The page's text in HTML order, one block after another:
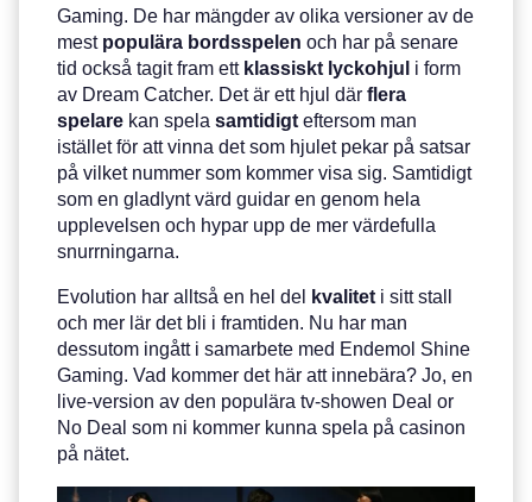
Gaming. De har mängder av olika versioner av de
mest populära bordsspelen och har på senare
tid också tagit fram ett klassiskt lyckohjul i form
av Dream Catcher. Det är ett hjul där flera
spelare kan spela samtidigt eftersom man
istället för att vinna det som hjulet pekar på satsar
på vilket nummer som kommer visa sig. Samtidigt
som en gladlynt värd guidar en genom hela
upplevelsen och hypar upp de mer värdefulla
snurrningarna.
Evolution har alltså en hel del kvalitet i sitt stall
och mer lär det bli i framtiden. Nu har man
dessutom ingått i samarbete med Endemol Shine
Gaming. Vad kommer det här att innebära? Jo, en
live-version av den populära tv-showen Deal or
No Deal som ni kommer kunna spela på casinon
på nätet.